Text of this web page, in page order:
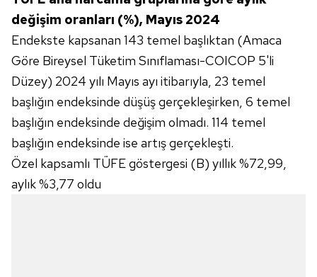
Sizlere daha iyi bir hizmet sunabilmek için İnternet
Sitemizde kendimize ve üçüncü kişilere ait çerezler
kullanılmaktadır. Bu çerezler vasıtasıyla çeşitli kişisel
verileriniz işlenmekte olup gerekli olan çerezler bilgi
toplumu hizmetlerinin sunulması amacıyla
kullanılmaktadır. Diğer çerezler, sitemizin daha işlevsel
kılınması ve kişiselleştirilmesi ve sizlere yönelik
reklam/pazarlama faaliyetlerinin yapılması, amaçlarıyla
sınırlı olarak açık rızanız dahilinde kullanılacaktır.
değişim oranları (%), Mayıs 2024
Endekste kapsanan 143 temel başlıktan (Amaca
Göre Bireysel Tüketim Sınıflaması-COICOP 5'li
Düzey) 2024 yılı Mayıs ayı itibarıyla, 23 temel
başlığın endeksinde düşüş gerçekleşirken, 6 temel
başlığın endeksinde değişim olmadı. 114 temel
başlığın endeksinde ise artış gerçekleşti.
Özel kapsamlı TÜFE göstergesi (B) yıllık %72,99,
aylık %3,77 oldu